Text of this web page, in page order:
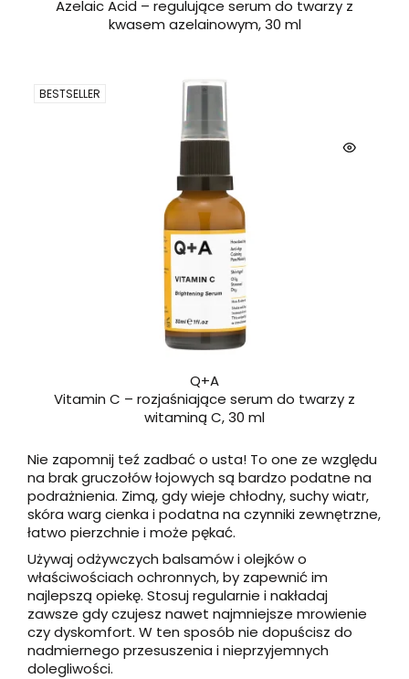
Azelaic Acid – regulujące serum do twarzy z
kwasem azelainowym, 30 ml
BESTSELLER
Q+A
Vitamin C – rozjaśniające serum do twarzy z
witaminą C, 30 ml
Nie zapomnij teź zadbać o usta! To one ze względu
na brak gruczołów łojowych są bardzo podatne na
podrażnienia. Zimą, gdy wieje chłodny, suchy wiatr,
skóra warg cienka i podatna na czynniki zewnętrzne,
łatwo pierzchnie i może pękać.
Używaj odżywczych balsamów i olejków o
właściwościach ochronnych, by zapewnić im
najlepszą opiekę. Stosuj regularnie i nakładaj
zawsze gdy czujesz nawet najmniejsze mrowienie
czy dyskomfort. W ten sposób nie dopuścisz do
nadmiernego przesuszenia i nieprzyjemnych
dolegliwości.